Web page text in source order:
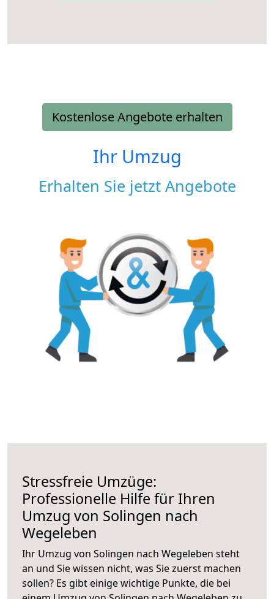
Kostenlose Angebote erhalten
Ihr Umzug
Erhalten Sie jetzt Angebote
Stressfreie Umzüge:
Professionelle Hilfe für Ihren
Umzug von Solingen nach
Wegeleben
Ihr Umzug von Solingen nach Wegeleben steht
an und Sie wissen nicht, was Sie zuerst machen
sollen? Es gibt einige wichtige Punkte, die bei